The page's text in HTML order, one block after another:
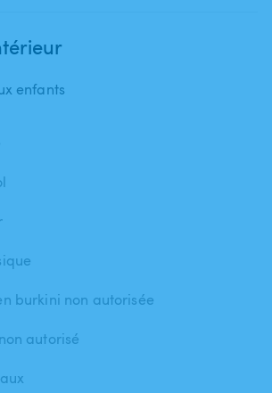
enfants
burkini non autorisée
autorisé